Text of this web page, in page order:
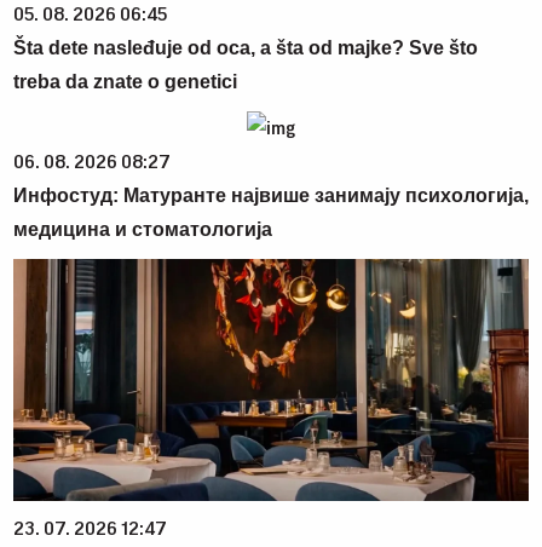
05. 08. 2026 06:45
Šta dete nasleđuje od oca, a šta od majke? Sve što
treba da znate o genetici
06. 08. 2026 08:27
Инфостуд: Матуранте највише занимају психологија,
медицина и стоматологија
23. 07. 2026 12:47